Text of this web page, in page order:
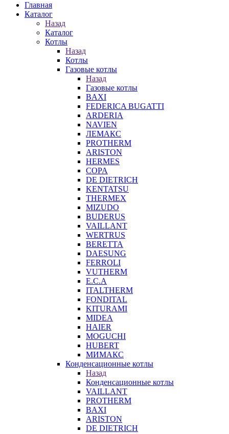
Главная
Каталог
Назад
Каталог
Котлы
Назад
Котлы
Газовые котлы
Назад
Газовые котлы
BAXI
FEDERICA BUGATTI
ARDERIA
NAVIEN
ЛЕМАКС
PROTHERM
ARISTON
HERMES
COPA
DE DIETRICH
KENTATSU
THERMEX
MIZUDO
BUDERUS
VAILLANT
WERTRUS
BERETTA
DAESUNG
FERROLI
VUTHERM
E.C.A
ITALTHERM
FONDITAL
KITURAMI
MIDEA
HAIER
MOGUCHI
HUBERT
МИМАКС
Конденсационные котлы
Назад
Конденсационные котлы
VAILLANT
PROTHERM
BAXI
ARISTON
DE DIETRICH